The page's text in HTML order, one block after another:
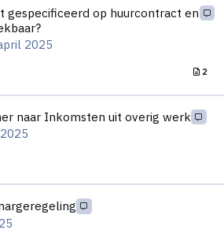
gespecificeerd op huurcontract en
2
2025
naar Inkomsten uit overig werk